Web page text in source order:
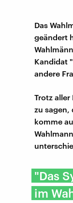
Das
geändert
Kandidat
andere
Trotz
zu sagen,
komme
"Das
im